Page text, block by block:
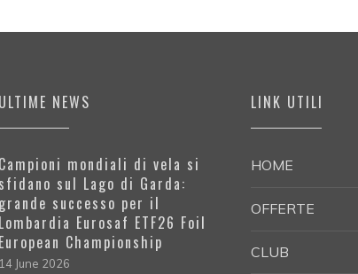
ULTIME NEWS
Campioni mondiali di vela si
sfidano sul Lago di Garda:
grande successo per il
Lombardia Eurosaf ETF26 Foil
European Championship
14 June 2026
LINK UTILI
HOME
OFFERTE
CLUB